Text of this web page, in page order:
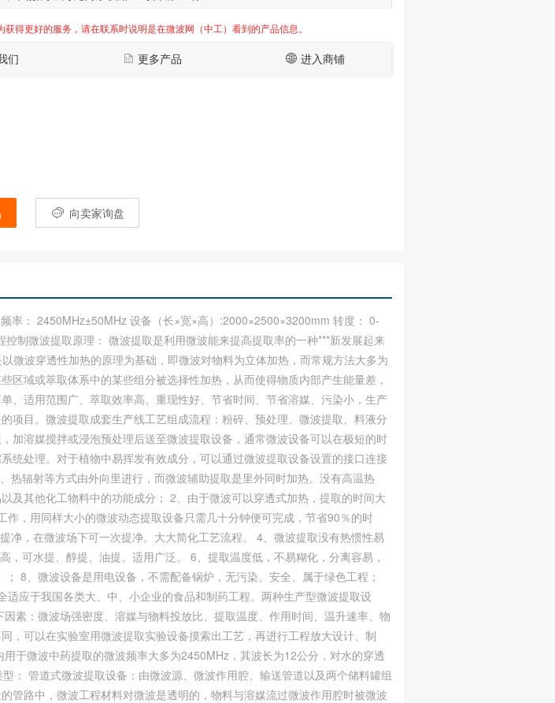
获得更好的服务，请在联系时说明是在微波网（中工）看到的产品信息。
们 更多产品 进入商铺
向卖家询盘
率： 2450MHz±50MHz 设备（长×宽×高）:2000×2500×3200mm 转度： 0-
制微波提取原理： 微波提取是利用微波能来提高提取率的一种***新发展起来
微波穿透性加热的原理为基础，即微波对物料为立体加热，而常规方法大多为
域或萃取体系中的某些组分被选择性加热，从而使得物质内部产生能量差，
、适用范围广、萃取效率高、重现性好、节省时间、节省溶媒、污染小，生产
项目。微波提取成套生产线工艺组成流程：粉碎、预处理、微波提取、料液分
加溶媒搅拌或浸泡预处理后送至微波提取设备，通常微波设备可以在极短的时
统处理。对于植物中易挥发有效成分，可以通过微波提取设备设置的接口连接
辐射等方式由外向里进行，而微波辅助提取是里外同时加热。没有高温热
及其他化工物料中的功能成分； 2、由于微波可以穿透式加热，提取的时间大
，用同样大小的微波动态提取设备只需几十分钟便可完成，节省90％的时
，在微波场下可一次提净。大大简化工艺流程。 4、微波提取没有热惯性易
可水提、醇提、油提。适用广泛。 6、提取温度低，不易糊化，分离容易，
8、微波设备是用电设备，不需配备锅炉，无污染、安全、属于绿色工程；
应于我国各类大、中、小企业的食品和制药工程。两种生产型微波提取设
素：微波场强密度、溶媒与物料投放比、提取温度、作用时间、温升速率、物
，可以在实验室用微波提取实验设备摸索出工艺，再进行工程放大设计、制
于微波中药提取的微波频率大多为2450MHz，其波长为12公分，对水的穿透
： 管道式微波提取设备：由微波源、微波作用腔、输送管道以及两个储料罐组
管路中，微波工程材料对微波是透明的，物料与溶媒流过微波作用腔时被微波